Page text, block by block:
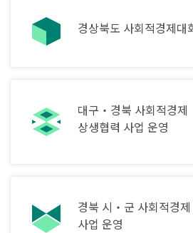
경상북도 사회적경제대
대구‧경북 사회적경제
상생협력 사업 운영
경북 시‧군 사회적경
사업 운영